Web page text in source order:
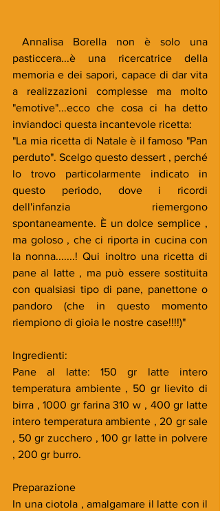
pasticcera...è una ricercatrice della
memoria e dei sapori, capace di dar vita
a realizzazioni complesse ma molto
"emotive"...ecco che cosa ci ha detto
inviandoci questa incantevole ricetta:
"La mia ricetta di Natale è il famoso "Pan
perduto". Scelgo questo dessert , perché
lo trovo particolarmente indicato in
questo periodo, dove i ricordi
dell'infanzia riemergono
spontaneamente. È un dolce semplice ,
ma goloso , che ci riporta in cucina con
la nonna.......! Qui inoltro una ricetta di
pane al latte , ma può essere sostituita
con qualsiasi tipo di pane, panettone o
pandoro (che in questo momento
riempiono di gioia le nostre case!!!!)"
Ingredienti:
Pane al latte: 150 gr latte intero
temperatura ambiente , 50 gr lievito di
birra , 1000 gr farina 310 w , 400 gr latte
intero temperatura ambiente , 20 gr sale
, 50 gr zucchero , 100 gr latte in polvere
, 200 gr burro.
Preparazione
In una ciotola , amalgamare il latte con il